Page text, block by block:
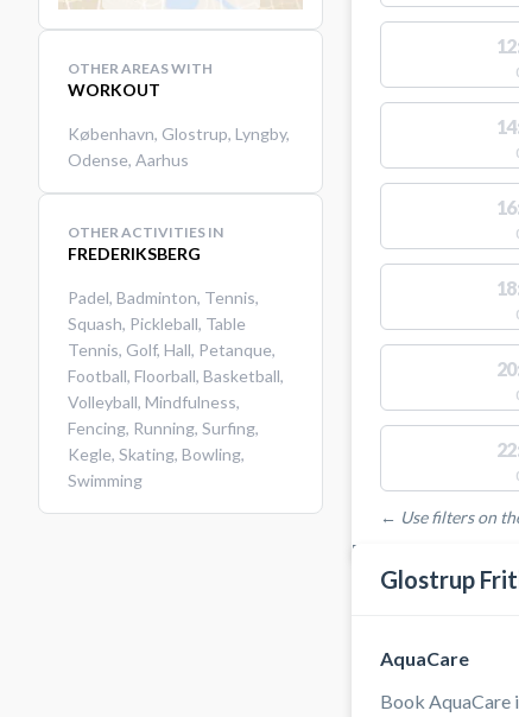
OTHER AREAS WITH
WORKOUT
København, Glostrup, Lyngby,
Odense, Aarhus
OTHER ACTIVITIES IN
FREDERIKSBERG
Padel, Badminton, Tennis,
Squash, Pickleball, Table
Tennis, Golf, Hall, Petanque,
Football, Floorball, Basketball,
Volleyball, Mindfulness,
Fencing, Running, Surfing,
Kegle, Skating, Bowling,
Swimming
← Use filters on
FACILITIES WITH
Glostrup
AquaCare
Book AquaCare